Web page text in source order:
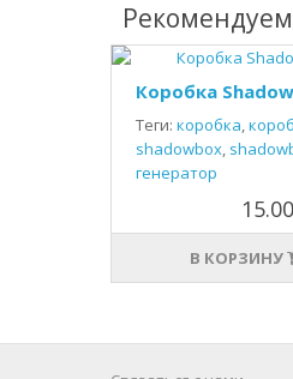
Коробка
Теги: коробка,
shadowbox,
генератор
В КОРЗИНУ